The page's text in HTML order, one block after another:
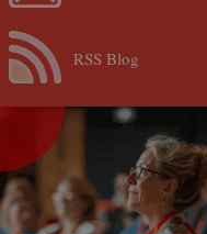
RSS Blog